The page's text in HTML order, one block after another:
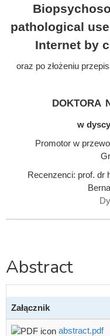
pathological
Internet by
oraz po złożeniu
doktora
w
Promotor w
Recenzenci: prof. dr
Abstract
Załącznik
abstract.pdf